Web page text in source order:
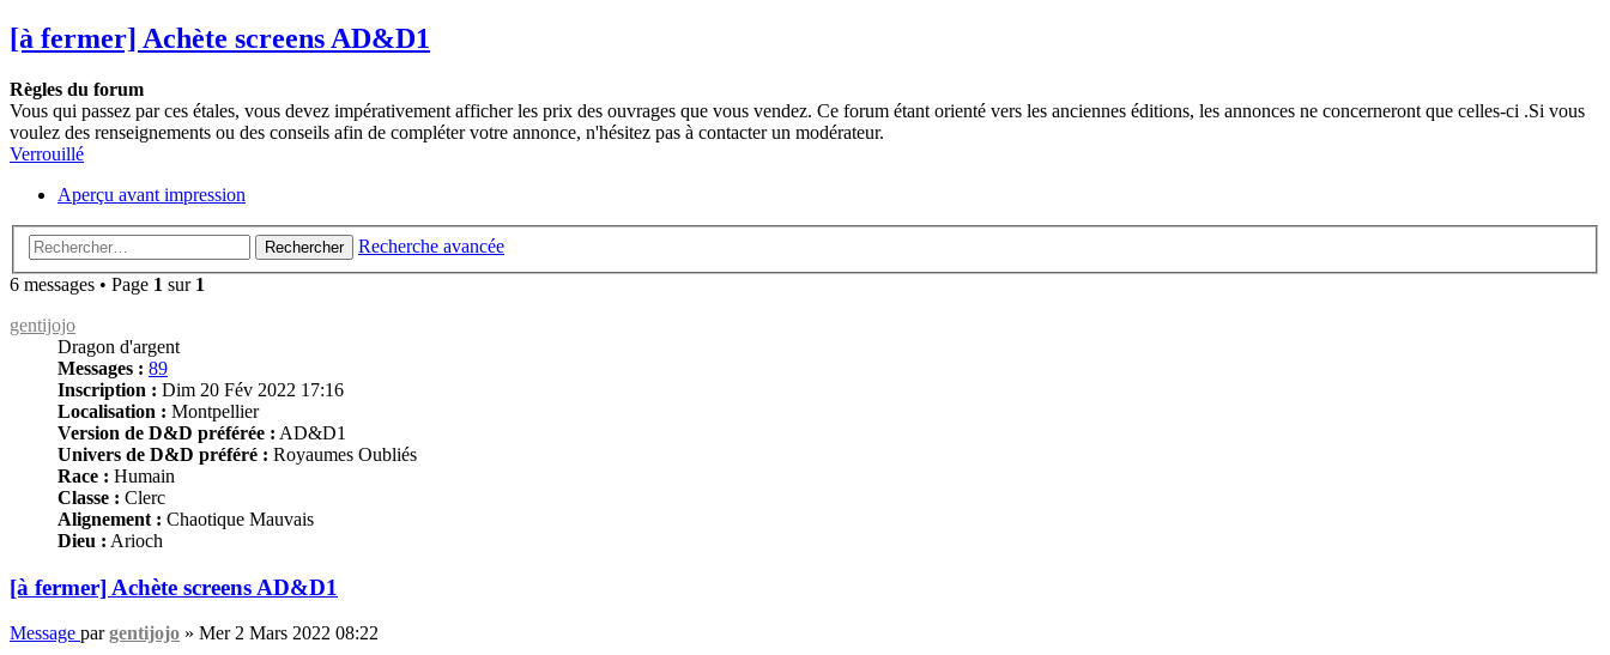
[à fermer] Achète screens AD&D1
Règles du forum
Vous qui passez par ces étales, vous devez impérativement afficher les prix des ouvrages que vous vendez. Ce forum étant orienté vers les anciennes éditions, les annonces ne concerneront que celles-ci .Si vous
voulez des renseignements ou des conseils afin de compléter votre annonce, n'hésitez pas à contacter un modérateur.
Verrouillé
Aperçu avant impression
Rechercher
Recherche avancée
6 messages • Page 1 sur 1
gentijojo
Dragon d'argent
Messages : 89
Inscription : Dim 20 Fév 2022 17:16
Localisation : Montpellier
Version de D&D préférée : AD&D1
Univers de D&D préféré : Royaumes Oubliés
Race : Humain
Classe : Clerc
Alignement : Chaotique Mauvais
Dieu : Arioch
[à fermer] Achète screens AD&D1
Message pargentijojo » Mer 2 Mars 2022 08:22